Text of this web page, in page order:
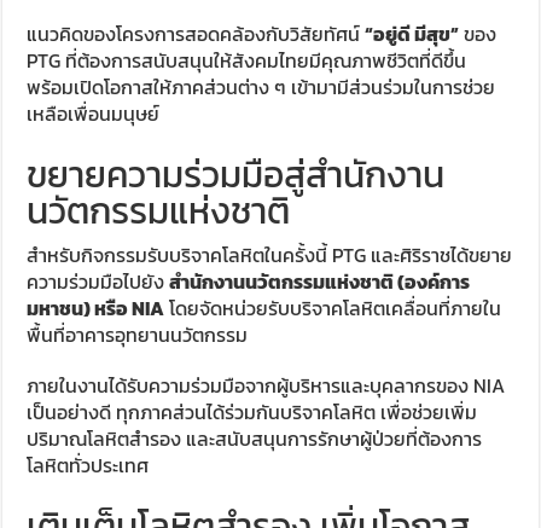
แนวคิดของโครงการสอดคล้องกับวิสัยทัศน์“อยู่ดี มีสุข”ของ
PTG ที่ต้องการสนับสนุนให้สังคมไทยมีคุณภาพชีวิตที่ดีขึ้น
พร้อมเปิดโอกาสให้ภาคส่วนต่าง ๆ เข้ามามีส่วนร่วมในการช่วย
เหลือเพื่อนมนุษย์
ขยายความร่วมมือสู่สำนักงาน
นวัตกรรมแห่งชาติ
สำหรับกิจกรรมรับบริจาคโลหิตในครั้งนี้ PTG และศิริราชได้ขยาย
ความร่วมมือไปยังสำนักงานนวัตกรรมแห่งชาติ (องค์การ
มหาชน) หรือ NIAโดยจัดหน่วยรับบริจาคโลหิตเคลื่อนที่ภายใน
พื้นที่อาคารอุทยานนวัตกรรม
ภายในงานได้รับความร่วมมือจากผู้บริหารและบุคลากรของ NIA
เป็นอย่างดี ทุกภาคส่วนได้ร่วมกันบริจาคโลหิต เพื่อช่วยเพิ่ม
ปริมาณโลหิตสำรอง และสนับสนุนการรักษาผู้ป่วยที่ต้องการ
โลหิตทั่วประเทศ